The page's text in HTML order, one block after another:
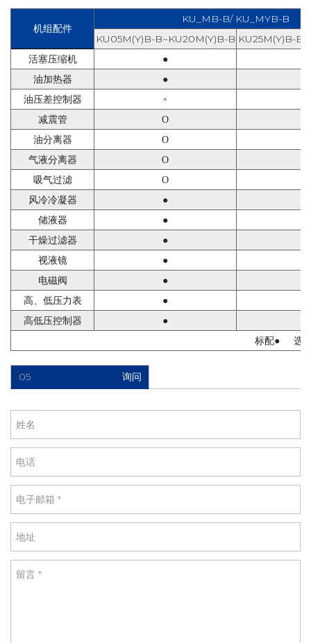
机组配件
KU_MB-B/ KU_MYB-B
KU05M(Y)B-B~KU20M(Y)B-B KU25M(Y)B-
活塞压缩机
●
油加热器
●
油压差控制器
×
减震管
Ο
油分离器
Ο
气液分离器
Ο
吸气过滤
Ο
风冷冷凝器
●
储液器
●
干燥过滤器
●
视液镜
●
电磁阀
●
高、低压力表
●
高低压控制器
●
标配● 选
05 询问